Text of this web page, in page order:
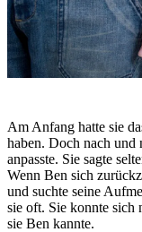
Am Anfang hatte sie
haben. Doch nach und
anpasste. Sie sagte
Wenn Ben sich
und suchte seine
sie oft. Sie konnte sich
sie Ben kannte.